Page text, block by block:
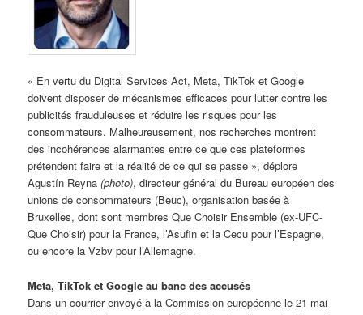
« En vertu du Digital Services Act, Meta, TikTok et Google
doivent disposer de mécanismes efficaces pour lutter contre les
publicités frauduleuses et réduire les risques pour les
consommateurs. Malheureusement, nos recherches montrent
des incohérences alarmantes entre ce que ces plateformes
prétendent faire et la réalité de ce qui se passe », déplore
Agustín Reyna(photo), directeur général du Bureau européen des
unions de consommateurs (Beuc), organisation basée à
Bruxelles, dont sont membres Que Choisir Ensemble (ex-UFC-
Que Choisir) pour la France, l’Asufin et la Cecu pour l’Espagne,
ou encore la Vzbv pour l’Allemagne.
Meta, TikTok et Google au banc des accusés
Dans un courrier envoyé à la Commission européenne le 21 mai